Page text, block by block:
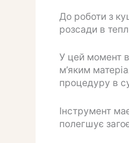
До роботи з
розсади в
У цей момент
м’яким
процедуру в
Інструмент
полегшує